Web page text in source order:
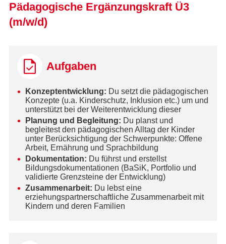
Pädagogische Ergänzungskraft Ü3
(m/w/d)
Aufgaben
Konzeptentwicklung: Du setzt die pädagogischen
Konzepte (u.a. Kinderschutz, Inklusion etc.) um und
unterstützt bei der Weiterentwicklung dieser
Planung und Begleitung: Du planst und
begleitest den pädagogischen Alltag der Kinder
unter Berücksichtigung der Schwerpunkte: Offene
Arbeit, Ernährung und Sprachbildung
Dokumentation: Du führst und erstellst
Bildungsdokumentationen (BaSiK, Portfolio und
validierte Grenzsteine der Entwicklung)
Zusammenarbeit: Du lebst eine
erziehungspartnerschaftliche Zusammenarbeit mit
Kindern und deren Familien